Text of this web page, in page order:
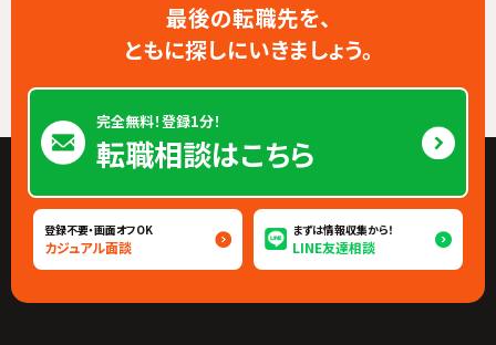
最後の転職先を、
ともに探しにいきましょう。
完全無料！登録1分！
転職相談はこちら
登録不要・画面オフOK
カジュアル面談
まずは情報収集から！
LINE友達相談